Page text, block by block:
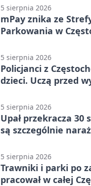
5 sierpnia 2026
mPay znika ze
Parkowania w
5 sierpnia 2026
Policjanci z
dzieci. Uczą przed
5 sierpnia 2026
Upał przekracza 30
są szczególnie
5 sierpnia 2026
Trawniki i parki po
pracował w całej